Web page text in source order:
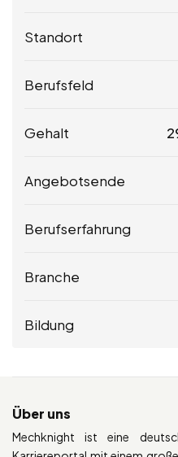
Standort
Berufsfeld
Gehalt
Angebotsende
Berufserfahrung
Branche
Bildung
Über uns
Mechknight ist eine